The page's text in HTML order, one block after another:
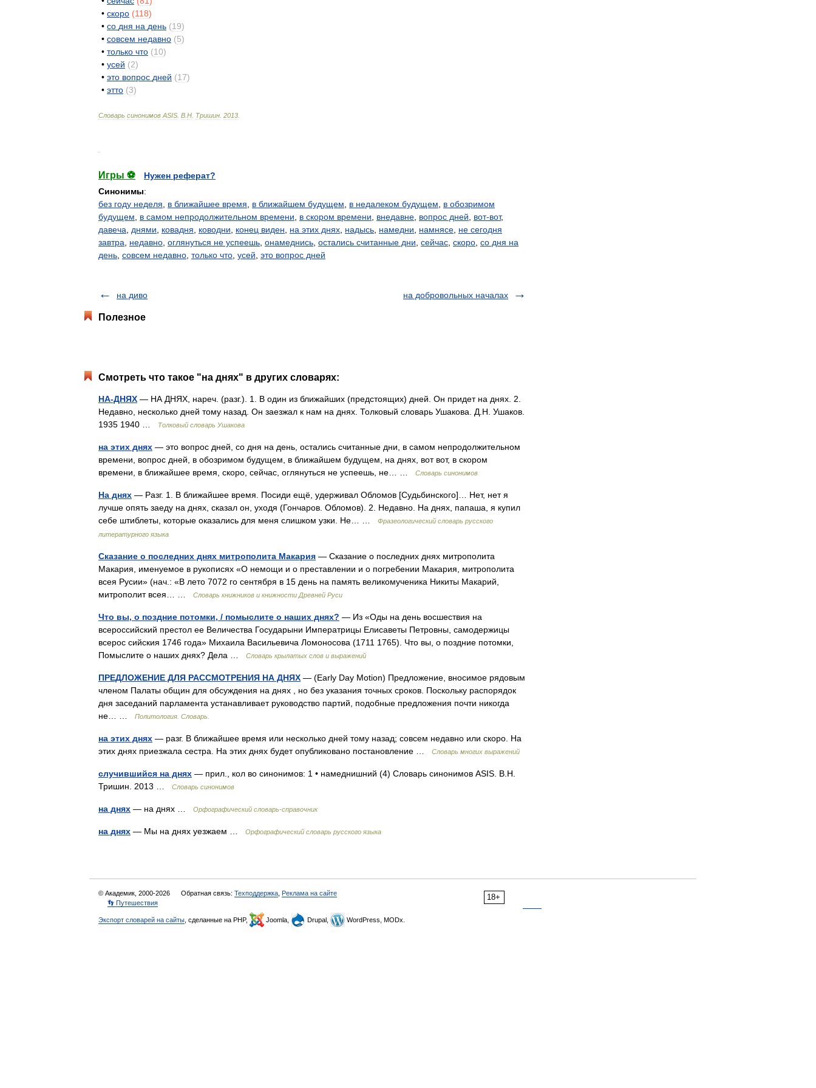
• скоро (118)
• со дня на день (19)
• совсем недавно (5)
• только что (10)
• усей (2)
• это вопрос дней (17)
• этто (3)
Словарь синонимов ASIS В Н Тришин 2013
Игры ⚽
Нужен реферат?
Синонимы:
без году неделя
в ближайшее время в ближайшем будущем в недалеком будущем
в обозримом
будущем
в самом непродолжительном времени в скором времени внедавне вопрос дней вот-вот,
давеча
днями ковадня ководни конец виден на этих днях надысь намедни намнясе не сегодня
завтра
недавно оглянуться не успеешь онамеднись остались считанные дни сейчас скоро со дня на
день совсем недавно только что усей это вопрос дней
на диво на добровольных началах
Полезное
Смотреть что такое "на днях" в других словарях:
НА-ДНЯХ — НА ДНЯХ, нареч. (разг.). 1. В один из ближайших (предстоящих) дней. Он придет на днях. 2.
Недавно, несколько дней тому назад. Он заезжал к нам на днях. Толковый словарь Ушакова. Д.Н. Ушаков.
1935 1940 …
Толковый словарь Ушакова
на этих днях — это вопрос дней, со дня на день, остались считанные дни, в самом непродолжительном
времени, вопрос дней, в обозримом будущем, в ближайшем будущем, на днях, вот вот, в скором
времени, в ближайшее время, скоро, сейчас, оглянуться не успеешь, не… …
Словарь синонимов
На днях — Разг. 1. В ближайшее время. Посиди ещё, удерживал Обломов [Судьбинского]… Нет, нет я
лучше опять заеду на днях, сказал он, уходя (Гончаров. Обломов). 2. Недавно. На днях, папаша, я купил
себе штиблеты, которые оказались для меня слишком узки. Не… …
Фразеологический словарь русского
литературного языка
Сказание о последних днях митрополита Макария — Сказание о последних днях митрополита
Макария, именуемое в рукописях «О немощи и о преставлении и о погребении Макария, митрополита
всея Русии» (нач.: «В лето 7072 го сентября в 15 день на память великомученика Никиты Макарий,
митрополит всея… …
Словарь книжников и книжности Древней Руси
Что вы, о поздние потомки, / помыслите о наших днях? — Из «Оды на день восшествия на
всероссийский престол ее Величества Государыни Императрицы Елисаветы Петровны, самодержицы
всерос сийския 1746 года» Михаила Васильевича Ломоносова (1711 1765). Что вы, о поздние потомки,
Помыслите о наших днях? Дела …
Словарь крылатых слов и выражений
ПРЕДЛОЖЕНИЕ ДЛЯ РАССМОТРЕНИЯ НА ДНЯХ — (Early Day Motion) Предложение, вносимое рядовым
членом Палаты общин для обсуждения на днях , но без указания точных сроков. Поскольку распорядок
дня заседаний парламента устанавливает руководство партий, подобные предложения почти никогда
не… …
Политология. Словарь.
на этих днях — разг. В ближайшее время или несколько дней тому назад; совсем недавно или скоро. На
этих днях приезжала сестра. На этих днях будет опубликовано постановление …
Словарь многих выражений
случившийся на днях — прил., кол во синонимов: 1 • намеднишний (4) Словарь синонимов ASIS. В.Н.
Тришин. 2013 …
Словарь синонимов
на днях — на днях … Орфографический словарь-справочник
на днях — Мы на днях уезжаем … Орфографический словарь русского языка
18+
© Академик, 2000-2026 Обратная связь: Техподдержка Реклама на сайте
👣 Путешествия
Экспорт словарей на сайты , сделанные на PHP, Joomla, Drupal, WordPress, MODx.